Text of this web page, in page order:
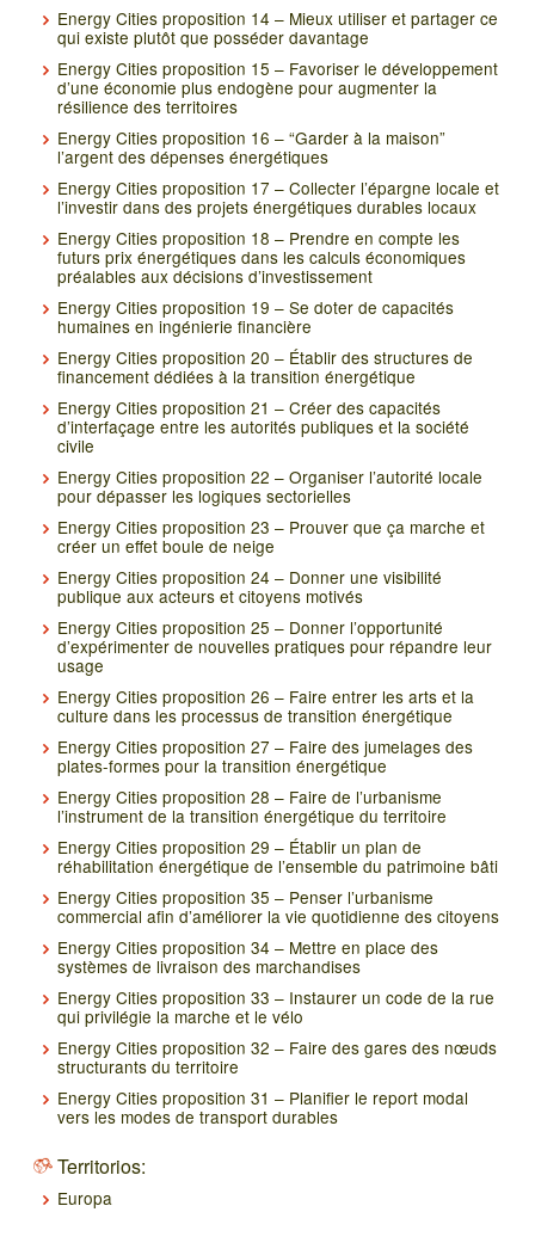
Energy Cities proposition 14 – Mieux utiliser et partager ce
qui existe plutôt que posséder davantage
Energy Cities proposition 15 – Favoriser le développement
d’une économie plus endogène pour augmenter la
résilience des territoires
Energy Cities proposition 16 – “Garder à la maison”
l’argent des dépenses énergétiques
Energy Cities proposition 17 – Collecter l’épargne locale et
l’investir dans des projets énergétiques durables locaux
Energy Cities proposition 18 – Prendre en compte les
futurs prix énergétiques dans les calculs économiques
préalables aux décisions d’investissement
Energy Cities proposition 19 – Se doter de capacités
humaines en ingénierie financière
Energy Cities proposition 20 – Établir des structures de
financement dédiées à la transition énergétique
Energy Cities proposition 21 – Créer des capacités
d’interfaçage entre les autorités publiques et la société
civile
Energy Cities proposition 22 – Organiser l’autorité locale
pour dépasser les logiques sectorielles
Energy Cities proposition 23 – Prouver que ça marche et
créer un effet boule de neige
Energy Cities proposition 24 – Donner une visibilité
publique aux acteurs et citoyens motivés
Energy Cities proposition 25 – Donner l’opportunité
d’expérimenter de nouvelles pratiques pour répandre leur
usage
Energy Cities proposition 26 – Faire entrer les arts et la
culture dans les processus de transition énergétique
Energy Cities proposition 27 – Faire des jumelages des
plates-formes pour la transition énergétique
Energy Cities proposition 28 – Faire de l’urbanisme
l’instrument de la transition énergétique du territoire
Energy Cities proposition 29 – Établir un plan de
réhabilitation énergétique de l’ensemble du patrimoine bâti
Energy Cities proposition 35 – Penser l’urbanisme
commercial afin d’améliorer la vie quotidienne des citoyens
Energy Cities proposition 34 – Mettre en place des
systèmes de livraison des marchandises
Energy Cities proposition 33 – Instaurer un code de la rue
qui privilégie la marche et le vélo
Energy Cities proposition 32 – Faire des gares des nœuds
structurants du territoire
Energy Cities proposition 31 – Planifier le report modal
vers les modes de transport durables
Territorios:
Europa